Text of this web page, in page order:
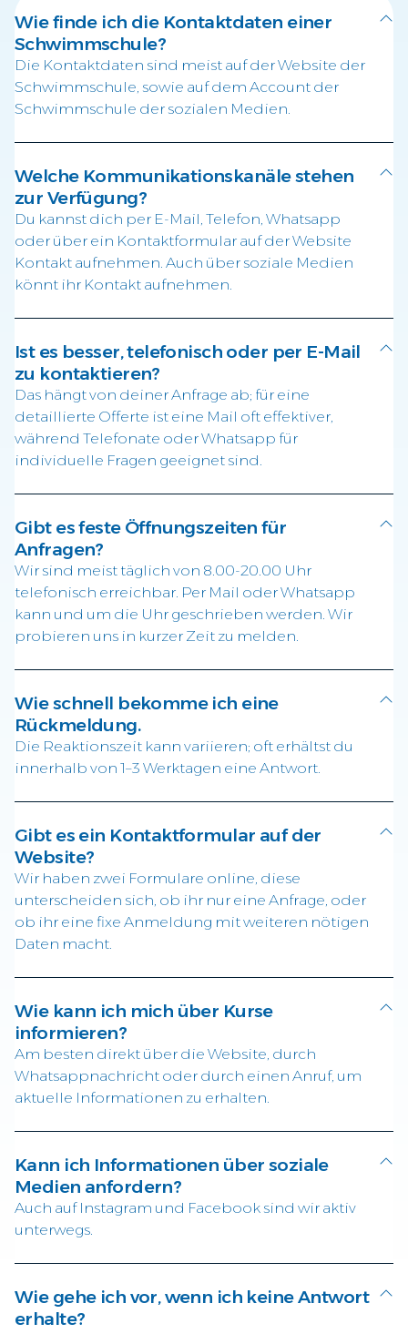
Wie finde ich die Kontaktdaten einer
Schwimmschule?
Die Kontaktdaten sind meist auf der Website der
Schwimmschule, sowie auf dem Account der
Schwimmschule der sozialen Medien.
Welche Kommunikationskanäle stehen
zur Verfügung?
Du kannst dich per E-Mail, Telefon, Whatsapp
oder über ein Kontaktformular auf der Website
Kontakt aufnehmen. Auch über soziale Medien
könnt ihr Kontakt aufnehmen.
Ist es besser, telefonisch oder per E-Mail
zu kontaktieren?
Das hängt von deiner Anfrage ab; für eine
detaillierte Offerte ist eine Mail oft effektiver,
während Telefonate oder Whatsapp für
individuelle Fragen geeignet sind.
Gibt es feste Öffnungszeiten für
Anfragen?
Wir sind meist täglich von 8.00-20.00 Uhr
telefonisch erreichbar. Per Mail oder Whatsapp
kann und um die Uhr geschrieben werden. Wir
probieren uns in kurzer Zeit zu melden.
Wie schnell bekomme ich eine
Rückmeldung.
Die Reaktionszeit kann variieren; oft erhältst du
innerhalb von 1–3 Werktagen eine Antwort.
Gibt es ein Kontaktformular auf der
Website?
Wir haben zwei Formulare online, diese
unterscheiden sich, ob ihr nur eine Anfrage, oder
ob ihr eine fixe Anmeldung mit weiteren nötigen
Daten macht.
Wie kann ich mich über Kurse
informieren?
Am besten direkt über die Website, durch
Whatsappnachricht oder durch einen Anruf, um
aktuelle Informationen zu erhalten.
Kann ich Informationen über soziale
Medien anfordern?
Auch auf Instagram und Facebook sind wir aktiv
unterwegs.
Wie gehe ich vor, wenn ich keine Antwort
erhalte?